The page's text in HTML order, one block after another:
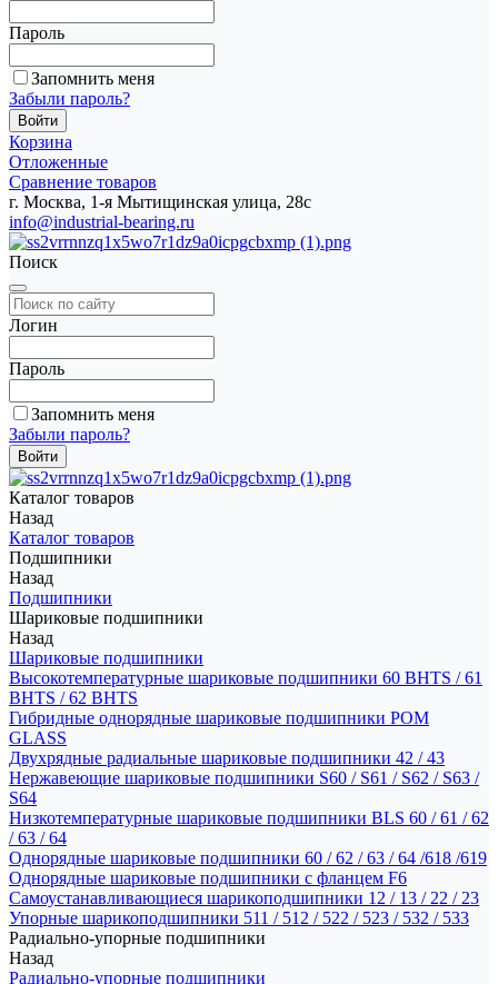
Пароль
Запомнить меня
Забыли пароль?
Корзина
Отложенные
Сравнение товаров
г. Москва, 1-я Мытищинская улица, 28с
info@industrial-bearing.ru
Поиск
Логин
Пароль
Запомнить меня
Забыли пароль?
Каталог товаров
Назад
Каталог товаров
Подшипники
Назад
Подшипники
Шариковые подшипники
Назад
Шариковые подшипники
Высокотемпературные шариковые подшипники 60 BHTS / 61
BHTS / 62 BHTS
Гибридные однорядные шариковые подшипники POM
GLASS
Двухрядные радиальные шариковые подшипники 42 / 43
Нержавеющие шариковые подшипники S60 / S61 / S62 / S63 /
S64
Низкотемпературные шариковые подшипники BLS 60 / 61 / 62
/ 63 / 64
Однорядные шариковые подшипники 60 / 62 / 63 / 64 /618 /619
Однорядные шариковые подшипники с фланцем F6
Самоустанавливающиеся шарикоподшипники 12 / 13 / 22 / 23
Упорные шарикоподшипники 511 / 512 / 522 / 523 / 532 / 533
Радиально-упорные подшипники
Назад
Радиально-упорные подшипники